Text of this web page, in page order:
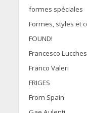
formes spéciales
Formes, styles et
FOUND!
Francesco
Franco Valeri
FRIGES
From Spain